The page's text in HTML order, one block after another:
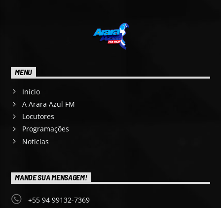
MENU
Início
A Arara Azul FM
Locutores
Programações
Notícias
MANDE SUA MENSAGEM!
+55 94 99132-7369